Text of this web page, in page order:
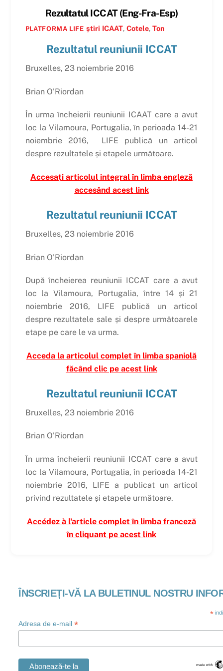
Rezultatul ICCAT (Eng-Fra-Esp)
PLATFORMA LIFE știri ICAAT, Cotele, Ton
Rezultatul reuniunii ICCAT
Bruxelles, 23 noiembrie 2016
Brian O'Riordan
În urma încheierii reuniunii ICAAT care a avut
loc la Vilamoura, Portugalia, în perioada 14-21
noiembrie 2016,
LIFE publică un articol
despre rezultatele și etapele următoare.
Accesați articolul integral în limba engleză
accesând acest link
Rezultatul reuniunii ICCAT
Bruxelles, 23 noiembrie 2016
Brian O'Riordan
După încheierea reuniunii ICCAT care a avut
loc la Vilamoura, Portugalia, între 14 și 21
noiembrie 2016, LIFE publică un articol
despre rezultatele sale și despre următoarele
etape pe care le va urma.
Acceda la articolul complet în limba spaniolă
făcând clic pe acest link
Rezultatul reuniunii ICCAT
Bruxelles, 23 noiembrie 2016
Brian O'Riordan
În urma încheierii reuniunii ICCAT care a avut
loc la Vilamoura, Portugalia, în perioada 14-21
noiembrie 2016, LIFE a publicat un articol
privind rezultatele și etapele următoare.
Accédez à l'article complet în limba franceză
în cliquant pe acest link
ÎNSCRIEȚI-VĂ LA BULETINUL NOSTRU
*
Adresa de e-mail*